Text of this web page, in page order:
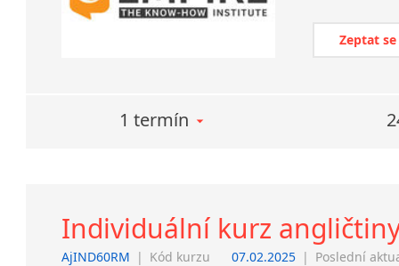
Zeptat
1 termín
Individuální kurz
AjIND60RM | Kód kurzu 07.02.2025 | Poslední